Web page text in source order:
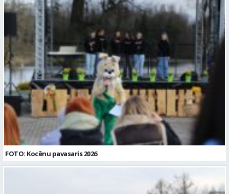
FOTO: Kocēnu pavasaris 2026